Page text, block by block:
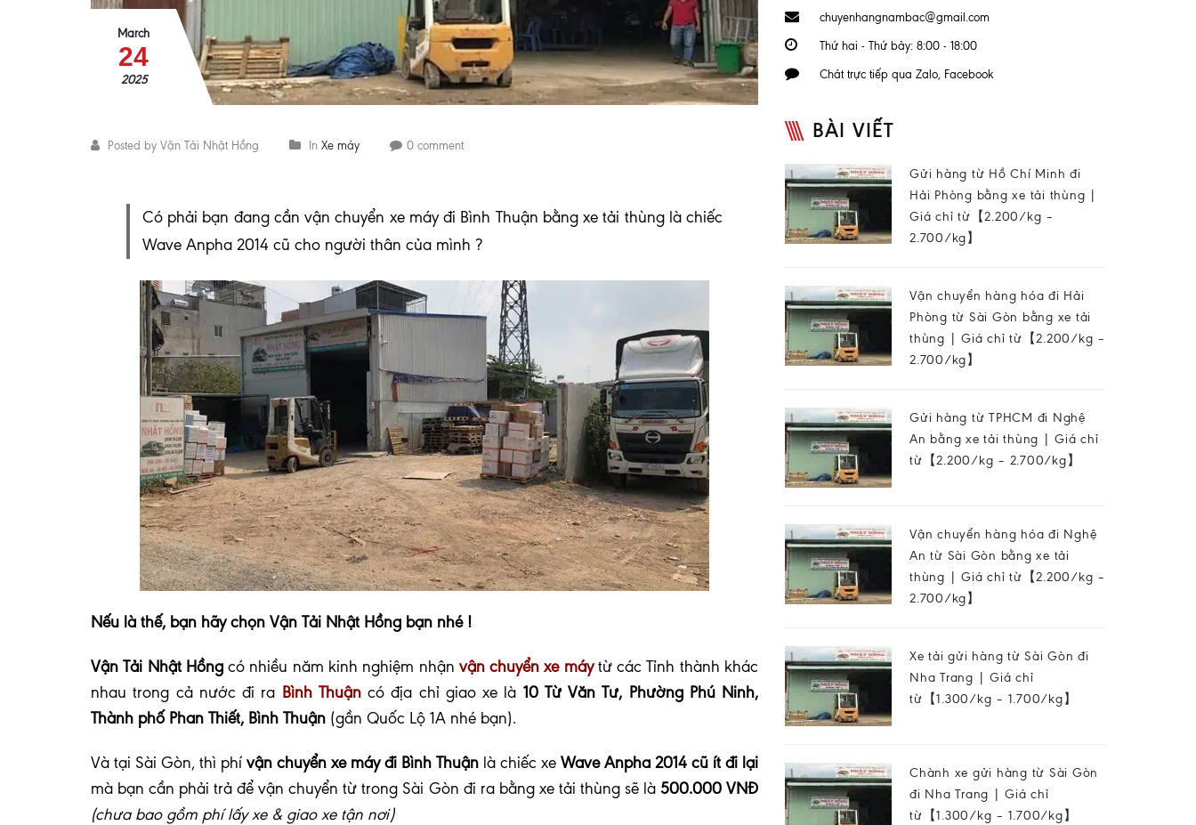
March
24
2025
Posted by Vận Tải Nhật Hồng In Xe máy 0 comment
Có phải bạn đang cần vận chuyển xe máy đi Bình Thuận bằng xe tải thùng là chiếc
Wave Anpha 2014 cũ cho người thân của mình ?
Nếu là thế, bạn hãy chọn Vận Tải Nhật Hồng bạn nhé !
Vận Tải Nhật Hồngcó nhiều năm kinh nghiệm nhận vận chuyển xe máytừ các Tỉnh thành khác
nhau trong cả nước đi ra Bình Thuậncó địa chỉ giao xe là 10 Từ Văn Tư, Phường Phú Ninh,
Thành phố Phan Thiết, Bình Thuận (gần Quốc Lộ 1A nhé bạn).
Và tại Sài Gòn, thì phívận chuyển xe máy đi Bình Thuận là chiếc xe Wave Anpha 2014 cũ ít đi lại
mà bạn cần phải trả để vận chuyển từ trong Sài Gòn đi ra bằng xe tải thùng sẽ là 500.000 VNĐ
(chưa bao gồm phí lấy xe & giao xe tận nơi)
chuyenhangnambac@gmail.com
Thứ hai - Thứ bảy: 8:00 - 18:00
Chát trực tiếp qua Zalo, Facebook
BÀI VIẾT
Gửi hàng từ Hồ Chí Minh đi
Hải Phòng bằng xe tải thùng |
Giá chỉ từ【2.200/kg –
2.700/kg】
Vận chuyển hàng hóa đi Hải
Phòng từ Sài Gòn bằng xe tải
thùng | Giá chỉ từ【2.200/kg –
2.700/kg】
Gửi hàng từ TPHCM đi Nghệ
An bằng xe tải thùng | Giá chỉ
từ【2.200/kg – 2.700/kg】
Vận chuyển hàng hóa đi Nghệ
An từ Sài Gòn bằng xe tải
thùng | Giá chỉ từ【2.200/kg –
2.700/kg】
Xe tải gửi hàng từ Sài Gòn đi
Nha Trang | Giá chỉ
từ【1.300/kg – 1.700/kg】
Chành xe gửi hàng từ Sài Gòn
đi Nha Trang | Giá chỉ
từ【1.300/kg – 1.700/kg】